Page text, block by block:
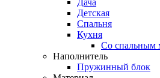
Дача
Детская
Спальня
Кухня
Со спальным
Наполнитель
Пружинный блок